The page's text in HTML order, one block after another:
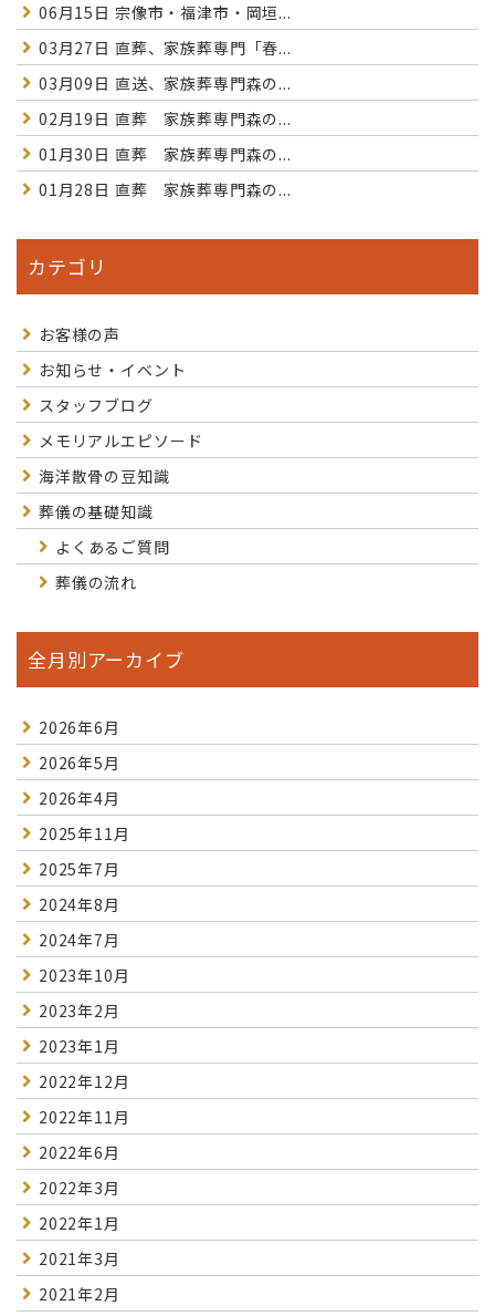
06月15日 宗像市・福津市・岡垣...
03月27日 直葬、家族葬専門「春...
03月09日 直送、家族葬専門森の...
02月19日 直葬 家族葬専門森の...
01月30日 直葬 家族葬専門森の...
01月28日 直葬 家族葬専門森の...
カテゴリ
お客様の声
お知らせ・イベント
スタッフブログ
メモリアルエピソード
海洋散骨の豆知識
葬儀の基礎知識
よくあるご質問
葬儀の流れ
全月別アーカイブ
2026年6月
2026年5月
2026年4月
2025年11月
2025年7月
2024年8月
2024年7月
2023年10月
2023年2月
2023年1月
2022年12月
2022年11月
2022年6月
2022年3月
2022年1月
2021年3月
2021年2月